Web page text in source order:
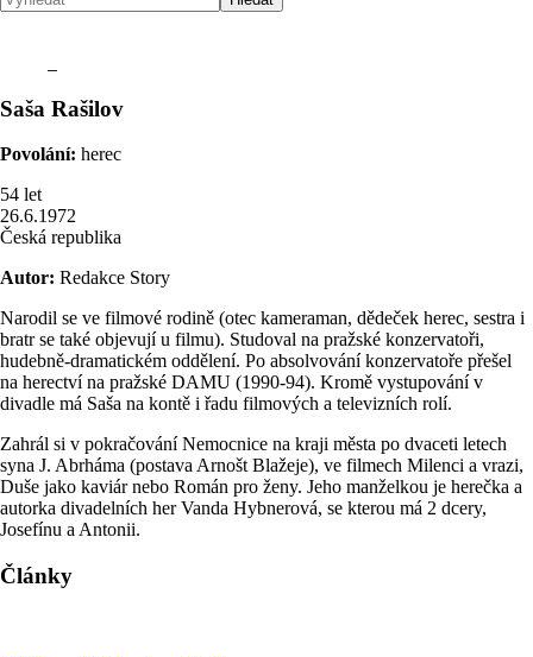
Saša Rašilov
Povolání: herec
54 let
26.6.1972
Česká republika
Autor: Redakce Story
Narodil se ve filmové rodině (otec kameraman, dědeček herec, sestra i
bratr se také objevují u filmu). Studoval na pražské konzervatoři,
hudebně-dramatickém oddělení. Po absolvování konzervatoře přešel
na herectví na pražské DAMU (1990-94). Kromě vystupování v
divadle má Saša na kontě i řadu filmových a televizních rolí.
Zahrál si v pokračování Nemocnice na kraji města po dvaceti letech
syna J. Abrháma (postava Arnošt Blažeje), ve filmech Milenci a vrazi,
Duše jako kaviár nebo Román pro ženy. Jeho manželkou je herečka a
autorka divadelních her Vanda Hybnerová, se kterou má 2 dcery,
Josefínu a Antonii.
Články